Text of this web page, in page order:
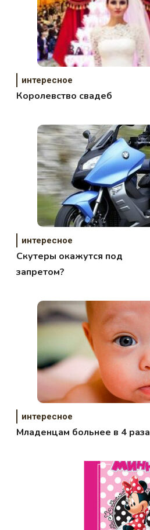
интересное
Королевство свадеб
интересное
Скутеры окажутся под
запретом?
интересное
Младенцам больнее в 4 раза